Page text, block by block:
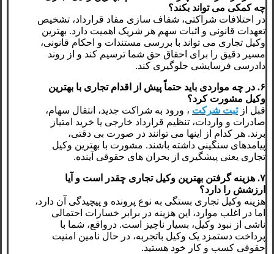
چه کمکی می تواند بکند؟
در اختلافات شراکتی، شفاف سازی مفاد قرارداد، تشخیص
تعهدات قانونی و اثبات سهم هر شریک اهمیت دارد. بهترین
وکیل تجاری می تواند با بررسی مستندات و احکام قانونی،
مسیر دقیق را برای احقاق حق شما ترسیم کند و از روند
دادرسی فرسایشی جلوگیری کند.
۶. در چه مواردی باید حتماً پیش از اقدام تجاری با بهترین
وکیل مشورت کرد؟
قبل ازثبت شرکت ، ورود به شراکت جدید، انتقال سهام،
صادرات و واردات، تنظیم قرارداد خارجی یا خرید امتیاز
برند. هر کدام از اینها می توانند در صورت بی دقتی،
پیامدهای سنگینی داشته باشند. مشورت با بهترین وکیل
تجاری یعنی پیشگیری از بحران های حقوقی آینده.
۷. هزینه گرفتن بهترین وکیل تجاری چقدر است و آیا
ارزشش را دارد؟
هزینه وکیل تجاری بستگی به نوع پرونده و پیچیدگی آن دارد،
اما در اغلب موارد، این هزینه در برابر خسارات احتمالی
ناشی از نبود وکیل، بسیار ناچیز است. درواقع، شما با
پرداخت دستمزد یک وکیل باتجربه، در حال نامین امنیت
حقوقی کسب و کار خود هستید.